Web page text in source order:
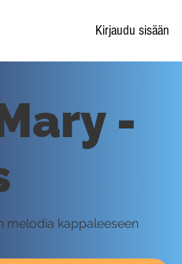
Kirjaudu sisään
-
melodia kappaleeseen